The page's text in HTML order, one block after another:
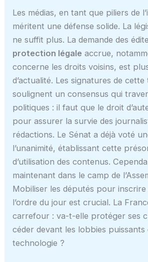
Les médias, en tant que piliers de
méritent une défense solide. La
ne suffit plus. La demande des
protection légale accrue,
concerne les droits voisins, est
d’actualité. Les signatures de
soulignent un consensus qui
politiques : il faut que le droit
pour assurer la survie des
rédactions. Le Sénat a déjà voté
l’unanimité, établissant cette
d’utilisation des contenus.
maintenant dans le camp de
Mobiliser les députés pour
l’ordre du jour est crucial. La
carrefour : va-t-elle protéger ses
céder devant les lobbies puissants
technologie ?